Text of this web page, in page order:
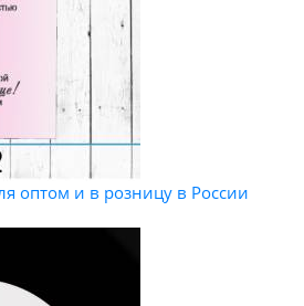
оптом и в розницу в России